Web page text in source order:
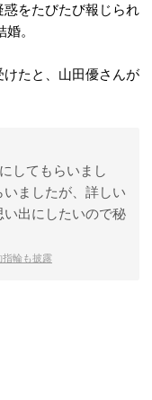
をたびたび報じられ
。
たと、山田優さんが
してもらいまし
ましたが、詳しい
出にしたいので秘
輪も披露